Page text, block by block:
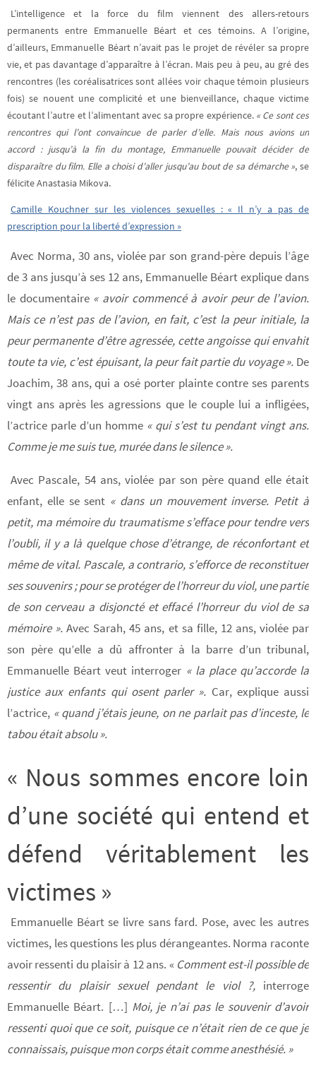
L’intelligence et la force du film viennent des allers-retours
permanents entre Emmanuelle Béart et ces témoins. A l’origine,
d’ailleurs, Emmanuelle Béart n’avait pas le projet de révéler sa propre
vie, et pas davantage d’apparaître à l’écran. Mais peu à peu, au gré des
rencontres (les coréalisatrices sont allées voir chaque témoin plusieurs
fois) se nouent une complicité et une bienveillance, chaque victime
écoutant l’autre et l’alimentant avec sa propre expérience. « Ce sont ces
rencontres qui l’ont convaincue de parler d’elle. Mais nous avions un
accord : jusqu’à la fin du montage, Emmanuelle pouvait décider de
disparaître du film. Elle a choisi d’aller jusqu’au bout de sa démarche », se
félicite Anastasia Mikova.
Camille Kouchner sur les violences sexuelles : « Il n’y a pas de
prescription pour la liberté d’expression »
Avec Norma, 30 ans, violée par son grand-père depuis l’âge
de 3 ans jusqu’à ses 12 ans, Emmanuelle Béart explique dans
le documentaire « avoir commencé à avoir peur de l’avion.
Mais ce n’est pas de l’avion, en fait, c’est la peur initiale, la
peur permanente d’être agressée, cette angoisse qui envahit
toute ta vie, c’est épuisant, la peur fait partie du voyage ». De
Joachim, 38 ans, qui a osé porter plainte contre ses parents
vingt ans après les agressions que le couple lui a infligées,
l’actrice parle d’un homme « qui s’est tu pendant vingt ans.
Comme je me suis tue, murée dans le silence ».
Avec Pascale, 54 ans, violée par son père quand elle était
enfant, elle se sent « dans un mouvement inverse. Petit à
petit, ma mémoire du traumatisme s’efface pour tendre vers
l’oubli, il y a là quelque chose d’étrange, de réconfortant et
même de vital. Pascale, a contrario, s’efforce de reconstituer
ses souvenirs ; pour se protéger de l’horreur du viol, une partie
de son cerveau a disjoncté et effacé l’horreur du viol de sa
mémoire ».Avec Sarah, 45 ans, et sa fille, 12 ans, violée par
son père qu’elle a dû affronter à la barre d’un tribunal,
Emmanuelle Béart veut interroger « la place qu’accorde la
justice aux enfants qui osent parler ». Car, explique aussi
l’actrice, « quand j’étais jeune, on ne parlait pas d’inceste, le
tabou était absolu ».
« Nous sommes encore loin
d’une société qui entend et
défend véritablement les
victimes »
Emmanuelle Béart se livre sans fard. Pose, avec les autres
victimes, les questions les plus dérangeantes. Norma raconte
avoir ressenti du plaisir à 12 ans. « Comment est-il possible de
ressentir du plaisir sexuel pendant le viol ?, interroge
Emmanuelle Béart. […] Moi, je n’ai pas le souvenir d’avoir
ressenti quoi que ce soit, puisque ce n’était rien de ce que je
connaissais, puisque mon corps était comme anesthésié. »